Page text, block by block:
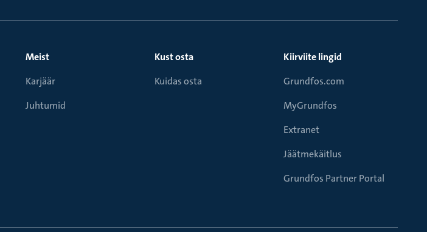
Meist
Karjäär
Juhtumid
Kust osta
Kuidas osta
Kiirviite lingid
Grundfos.com
MyGrundfos
Extranet
Jäätmekäitlus
Grundfos Partner Portal